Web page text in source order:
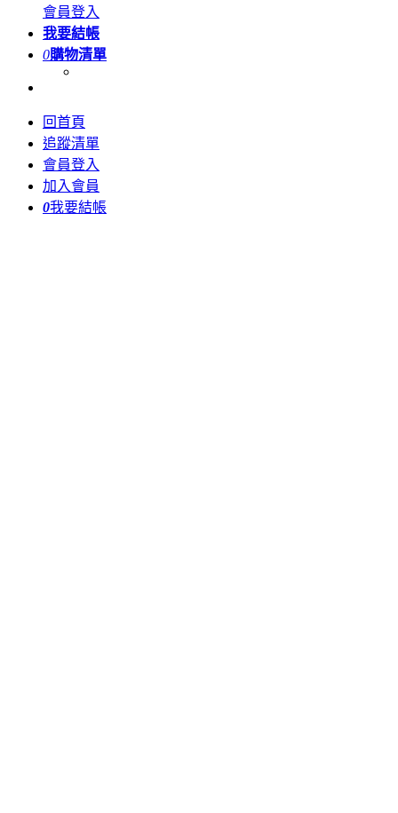
會員登入
我要結帳
0購物清單
回首頁
追蹤清單
會員登入
加入會員
0我要結帳